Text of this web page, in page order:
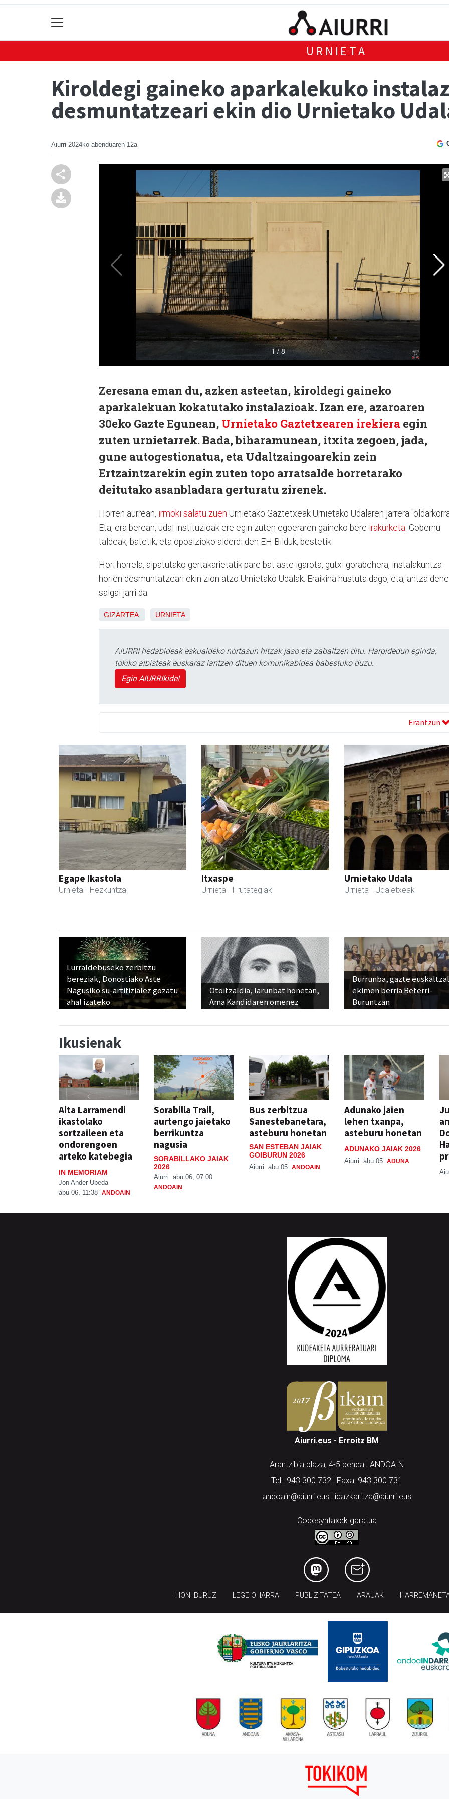
URNIETA
Kiroldegi gaineko aparkalekuko
desmuntatzeari ekin dio Urnietako
Aiurri 2024ko abenduaren 12a
Zeresana eman du, azken asteetan, kiroldegi gaineko
aparkalekuan kokatutako instalazioak. Izan ere, azaroaren
30eko Gazte Egunean, Urnietako Gaztetxearen irekiera egin
zuten urnietarrek. Bada, biharamunean, itxita zegoen, jada,
gune autogestionatua, eta Udaltzaingoarekin zein
Ertzaintzarekin egin zuten topo arratsalde horretarako
deitutako asanbladara gerturatu zirenek.
Horren aurrean, irmoki salatu zuen Urnietako Gaztetxeak Urnietako Udalaren jarrera
Eta, era berean, udal instituzioak ere egin zuten egoeraren gaineko bere irakurketa: Gobernu
taldeak, batetik; eta oposizioko alderdi den EH Bilduk, bestetik.
Hori horrela, aipatutako gertakarietatik pare bat aste igarota, gutxi gorabehera, instalakuntza
horien desmuntatzeari ekin zion atzo Urnietako Udalak. Eraikina hustuta dago, eta, antza
salgai jarri da.
GIZARTEA URNIETA
AIURRI hedabideak eskualdeko nortasun hitzak jaso eta zabaltzen ditu. Harpidedun eginda,
tokiko albisteak euskaraz lantzen dituen komunikabidea babestuko duzu.
Egin AIURRIkide!
Erantzun
Egape Ikastola
Urnieta - Hezkuntza
Itxaspe
Urnieta - Frutategiak
Urnietako Udala
Urnieta - Udaletxeak
Lurraldebuseko zerbitzu
bereziak, Donostiako Aste
Nagusiko su-artifizialez gozatu
ahal izateko
Otoitzaldia, larunbat honetan,
Ama Kandidaren omenez
Burrunba, gazte
ekimen berria Beterri-
Buruntzan
Ikusienak
Aita Larramendi
ikastolako
sortzaileen eta
ondorengoen
arteko katebegia
IN MEMORIAM
Jon Ander Ubeda
abu 06, 11:38 ANDOAIN
Sorabilla Trail,
aurtengo jaietako
berrikuntza
nagusia
SORABILLAKO JAIAK
2026
Aiurri abu 06, 07:00
ANDOAIN
Bus zerbitzua
Sanestebanetara,
asteburu honetan
SAN ESTEBAN JAIAK
GOIBURUN 2026
Aiurri abu 05 ANDOAIN
Adunako jaien
lehen txanpa,
asteburu honetan
ADUNAKO JAIAK 2026
Aiurri abu 05 ADUNA
Aiurri.eus - Erroitz BM
Arantzibia plaza, 4-5 behea | ANDOAIN
Tel.: 943 300 732 | Faxa: 943 300 731
andoain@aiurri.eus | idazkaritza@aiurri.eus
Codesyntaxek garatua
HONI BURUZ LEGE OHARRA PUBLIZITATEA ARAUAK